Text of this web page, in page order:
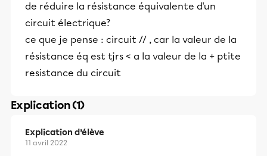
de réduire la résistance équivalente d'un
circuit électrique?
ce que je pense : circuit // , car la valeur de la
résistance éq est tjrs < a la valeur de la + ptite
resistance du circuit
Explication (1)
Explication d’élève
11 avril 2022